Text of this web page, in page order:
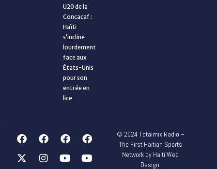
U20 de la
Concacaf :
Haïti
s’incline
lourdement
face aux
États-Unis
pour son
entrée en
lice
© 2024 Totalmix Radio –
The First Haitian Sports
Network by Haiti Web
Design.